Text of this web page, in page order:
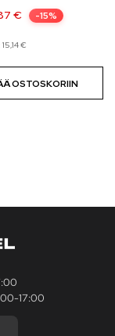
€ -15%
15,14€
OSTOSKORIIN
17:00